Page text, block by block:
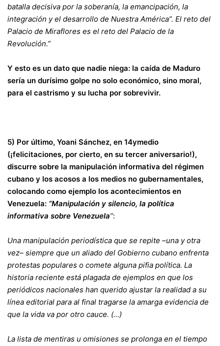
batalla decisiva por la soberanía, la emancipación, la
integración y el desarrollo de Nuestra América”. El reto del
Palacio de Miraflores es el reto del Palacio de la
Revolución.”
Y esto es un dato que nadie niega: la caída de Maduro
sería un durísimo golpe no solo económico, sino moral,
para el castrismo y su lucha por sobrevivir.
5) Por último, Yoani Sánchez, en 14ymedio
(¡felicitaciones, por cierto, en su tercer aniversario!),
discurre sobre la manipulación informativa del régimen
cubano y los acosos a los medios no gubernamentales,
colocando como ejemplo los acontecimientos en
Venezuela: “Manipulación y silencio, la política
informativa sobre Venezuela”:
Una manipulación periodística que se repite –una y otra
vez– siempre que un aliado del Gobierno cubano enfrenta
protestas populares o comete alguna pifia política. La
historia reciente está plagada de ejemplos en que los
periódicos nacionales han querido ajustar la realidad a su
línea editorial para al final tragarse la amarga evidencia de
que la vida va por otro cauce. (…)
La lista de mentiras u omisiones se prolonga en el tiempo